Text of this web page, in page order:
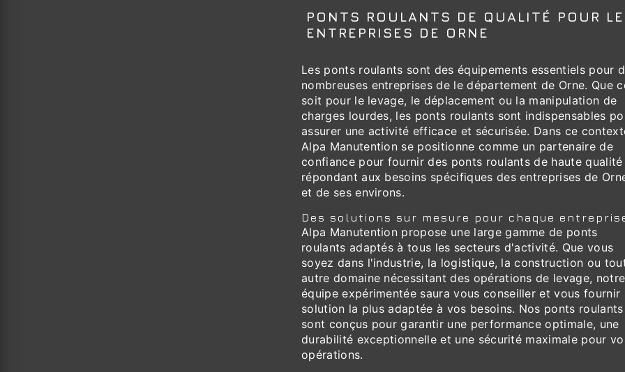
PONTS ROULANTS DE QUALITÉ POUR
ENTREPRISES DE ORNE
Les ponts roulants sont des équipements essentiels pour
nombreuses entreprises de le département de Orne. Que
soit pour le levage, le déplacement ou la manipulation de
charges lourdes, les ponts roulants sont indispensables
assurer une activité efficace et sécurisée. Dans ce
Alpa Manutention se positionne comme un partenaire de
confiance pour fournir des ponts roulants de haute qualité
répondant aux besoins spécifiques des entreprises de
et de ses environs.
Des solutions sur mesure pour chaque
Alpa Manutention propose une large gamme de ponts
roulants adaptés à tous les secteurs d'activité. Que vous
soyez dans l'industrie, la logistique, la construction ou
autre domaine nécessitant des opérations de levage, notre
équipe expérimentée saura vous conseiller et vous fournir
solution la plus adaptée à vos besoins. Nos ponts roulants
sont conçus pour garantir une performance optimale, une
durabilité exceptionnelle et une sécurité maximale pour
opérations.